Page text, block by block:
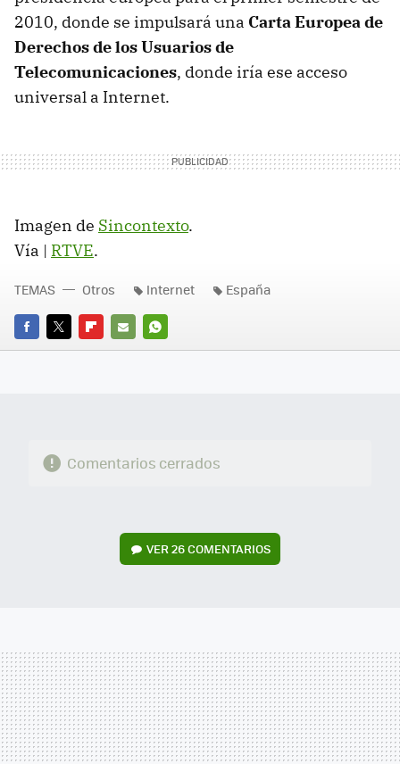
2010, donde se impulsará una Carta Europea de
Derechos de los Usuarios de
Telecomunicaciones, donde iría ese acceso
universal a Internet.
Imagen de Sincontexto.
Vía | RTVE.
FACEBOOK
TWITTERFLIPBOARD
E-
WHATSAPP
TEMAS Otros Internet España
Comentarios cerrados
VER26 COMENTARIOS